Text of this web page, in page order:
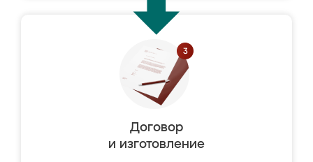
Договор
и изготовление